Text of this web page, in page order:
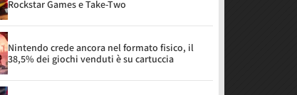
Rockstar Games e Take-Two
Nintendo crede ancora nel formato fisico, il
38,5% dei giochi venduti è su cartuccia